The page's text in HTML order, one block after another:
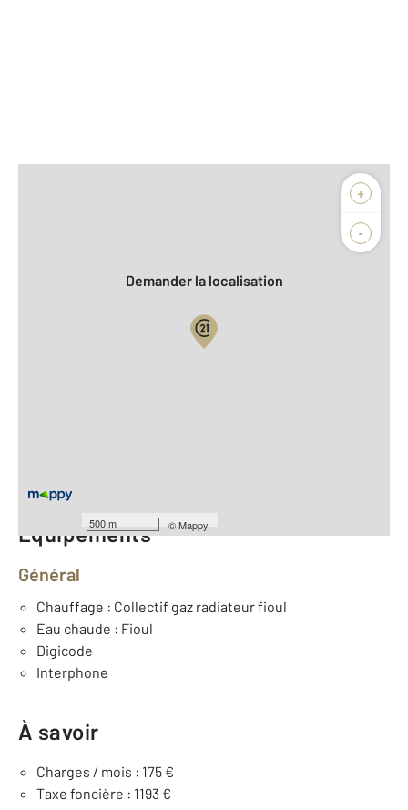
+
-
500 m ©Mappy
Biens vendus
Demander la localisation
Équipements
Général
Chauffage : Collectif gaz radiateur fioul
Eau chaude : Fioul
Digicode
Interphone
À savoir
Charges / mois : 175 €
Taxe foncière : 1193 €